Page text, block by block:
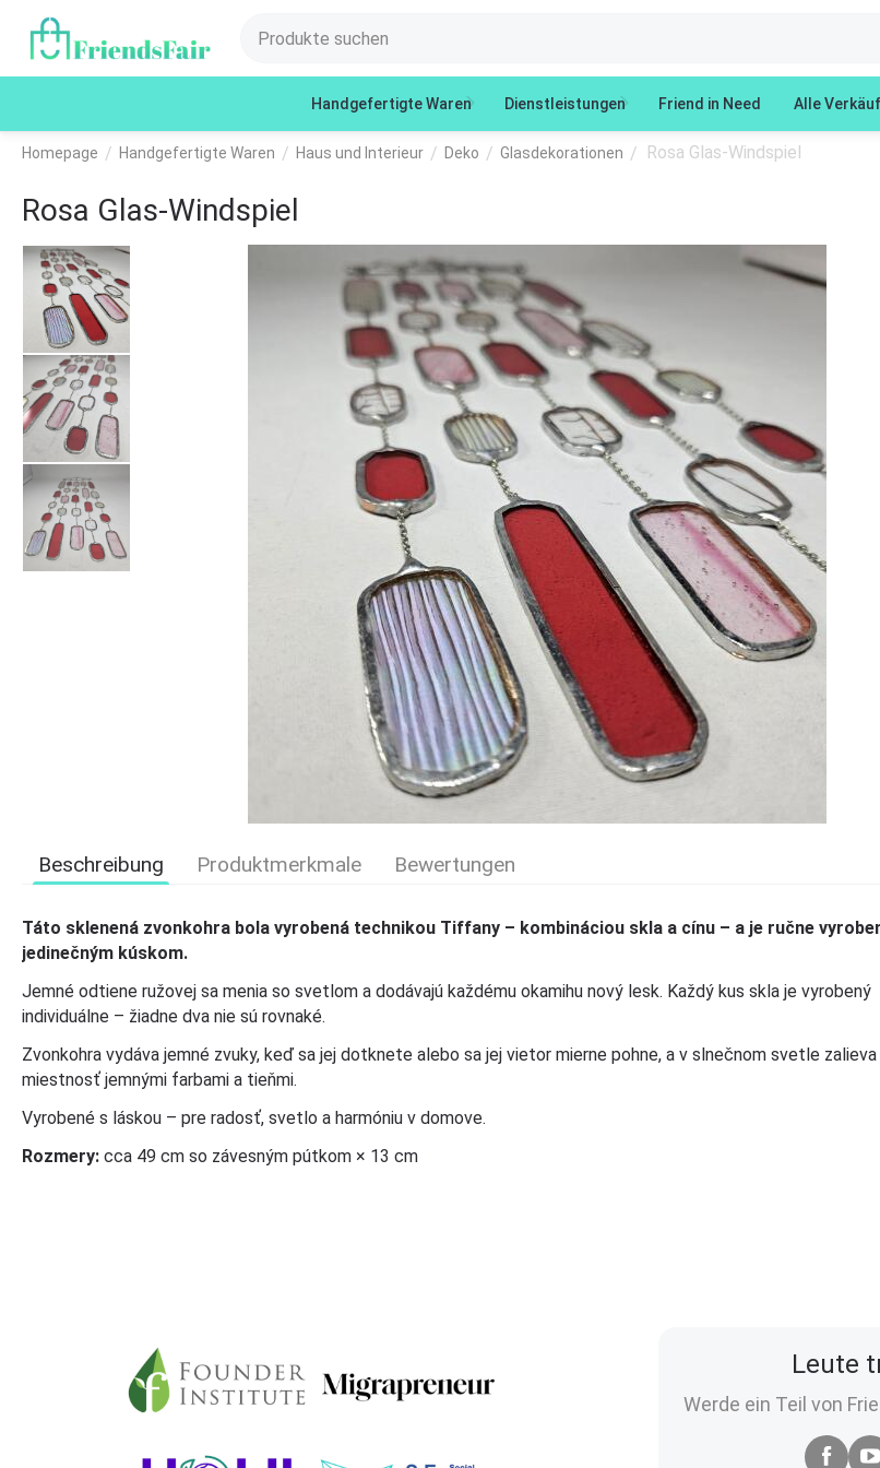
Handgefertigte Waren Dienstleistungen Friend in Need Alle
Homepage / Handgefertigte Waren / Haus und Interieur / Deko / Glasdekorationen / Rosa Glas-Windspiel
Rosa Glas-Windspiel
Beschreibung Produktmerkmale Bewertungen
Táto sklenená zvonkohra bola vyrobená technikou Tiffany – kombináciou skla a cínu – a je ručne
jedinečným kúskom.
Jemné odtiene ružovej sa menia so svetlom a dodávajú každému okamihu nový lesk. Každý kus skla je vyrobený
individuálne – žiadne dva nie sú rovnaké.
Zvonkohra vydáva jemné zvuky, keď sa jej dotknete alebo sa jej vietor mierne pohne, a v slnečnom svetle zalieva
miestnosť jemnými farbami a tieňmi.
Vyrobené s láskou – pre radosť, svetlo a harmóniu v domove.
Rozmery: cca 49 cm so závesným pútkom × 13 cm
Leute
Werde ein Teil von